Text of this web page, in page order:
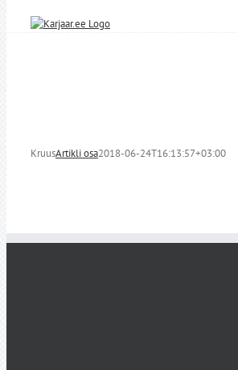
KruusArtikli osa2018-06-24T16:13:57+03:00